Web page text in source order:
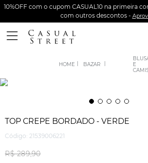
10%OFF com o cupom CASUAL10 na primeira
com outros descontos -
BAZAR
E
TOP CREPE BORDADO - VERDE
Código: 21539006221
R$ 289,90